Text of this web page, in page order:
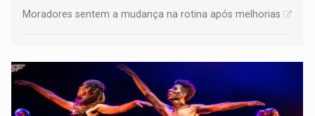
Moradores sentem a mudança na rotina após melhorias